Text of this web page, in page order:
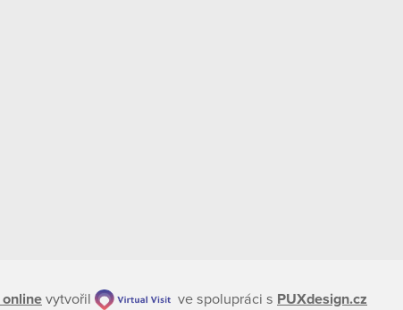
vytvořil ve spolupráci s PUXdesign.cz